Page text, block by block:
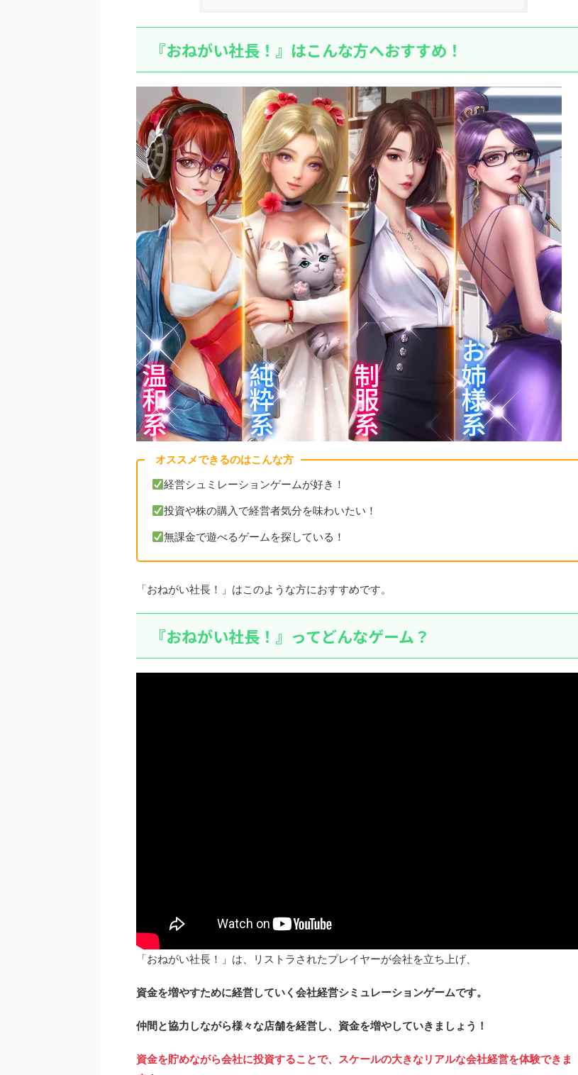
『おねがい社長！』はこんな方へおすすめ！
オススメできるのはこんな方
経営シュミレーションゲームが好き！
投資や株の購入で経営者気分を味わいたい！
無課金で遊べるゲームを探している！
「おねがい社長！」はこのような方におすすめです。
『おねがい社長！』ってどんなゲーム？
「おねがい社長！」は、リストラされたプレイヤーが会社を立ち上げ、
資金を増やすために経営していく会社経営シミュレーションゲームです。
仲間と協力しながら様々な店舗を経営し、資金を増やしていきましょう！
資金を貯めながら会社に投資することで、スケールの大きなリアルな会社経営を体験できま